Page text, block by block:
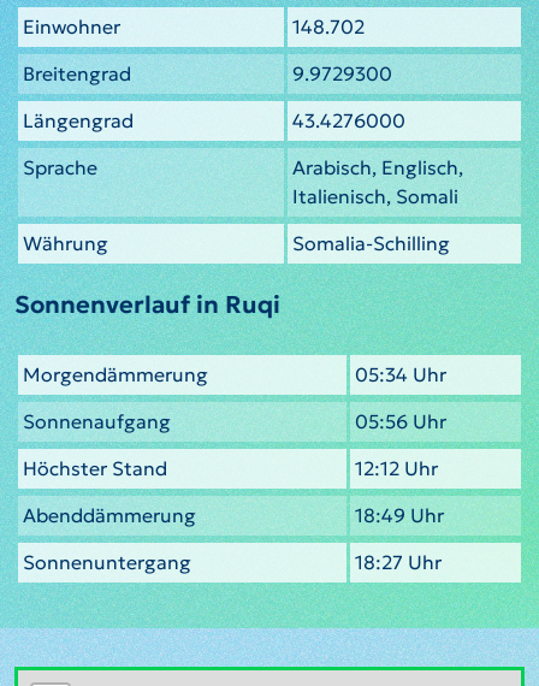
Einwohner
148.702
Breitengrad
9.9729300
Längengrad
43.4276000
Sprache
Arabisch, Englisch,
Italienisch, Somali
Währung
Somalia-Schilling
Sonnenverlauf in Ruqi
Morgendämmerung
05:34 Uhr
Sonnenaufgang
05:56 Uhr
Höchster Stand
12:12 Uhr
Abenddämmerung
18:49 Uhr
Sonnenuntergang
18:27 Uhr